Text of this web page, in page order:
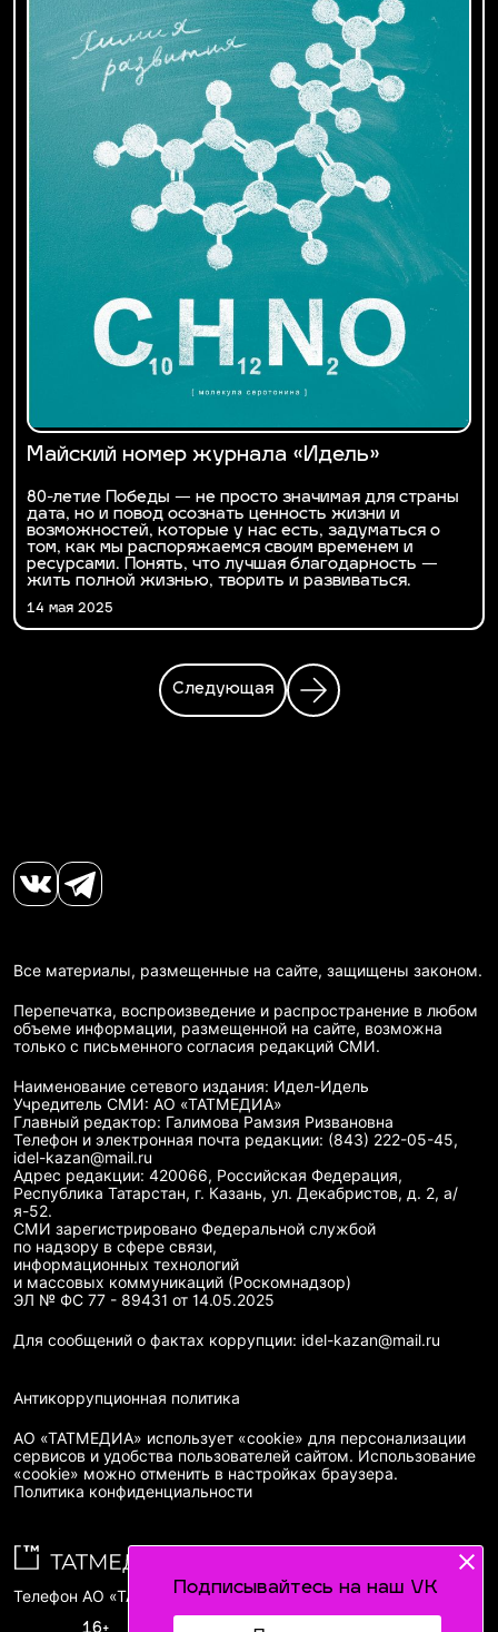
Майский номер журнала «Идель»
80-летие Победы — не просто значимая для страны
дата, но и повод осознать ценность жизни и
возможностей, которые у нас есть, задуматься о
том, как мы распоряжаемся своим временем и
ресурсами. Понять, что лучшая благодарность —
жить полной жизнью, творить и развиваться.
14 мая 2025
Следующая
Подписывайтесь на наш VK
Все материалы, размещенные на сайте, защищены законом.
Перепечатка, воспроизведение и распространение в любом
объеме информации, размещенной на сайте, возможна
только с письменного согласия редакций СМИ.
Наименование сетевого издания: Идел-Идель
Учредитель СМИ: АО «ТАТМЕДИА»
Главный редактор: Галимова Рамзия Ризвановна
Телефон и электронная почта редакции: (843) 222-05-45,
idel-kazan@mail.ru
Адрес редакции: 420066, Российская Федерация,
Республика Татарстан, г. Казань, ул. Декабристов, д. 2, а/
я-52.
СМИ зарегистрировано Федеральной службой
по надзору в сфере связи,
информационных технологий
и массовых коммуникаций (Роскомнадзор)
ЭЛ № ФС 77 - 89431 от 14.05.2025
Для сообщений о фактах коррупции: idel-kazan@mail.ru
Антикоррупционная политика
АО «ТАТМЕДИА» использует «cookie» для персонализации
сервисов и удобства пользователей сайтом. Использование
«cookie» можно отменить в настройках браузера.
Политика конфиденциальности
Телефон АО «ТАТМЕДИА»:(843) 222 09 84